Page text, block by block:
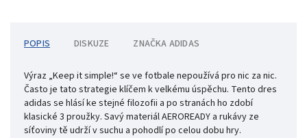
POPIS DISKUZE ZNAČKA ADIDAS
Výraz „Keep it simple!“ se ve fotbale nepoužívá pro nic za nic.
Často je tato strategie klíčem k velkému úspěchu. Tento dres
adidas se hlásí ke stejné filozofii a po stranách ho zdobí
klasické 3 proužky. Savý materiál AEROREADY a rukávy ze
síťoviny tě udrží v suchu a pohodlí po celou dobu hry.